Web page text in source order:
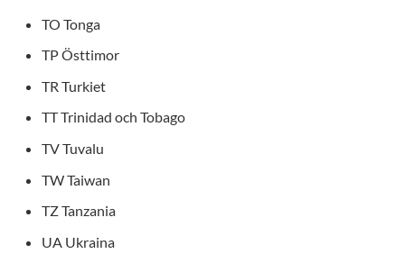
TO Tonga
TP Östtimor
TR Turkiet
TT Trinidad och Tobago
TV Tuvalu
TW Taiwan
TZ Tanzania
UA Ukraina